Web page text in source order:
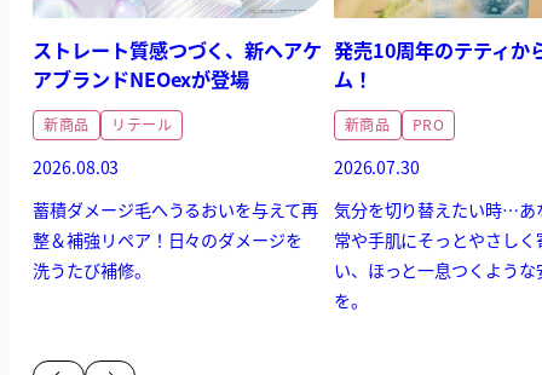
ストレート質感つづく、新ヘアケ
アブランドNEOexが登場
新商品 リテール
2026.08.03
蓄積ダメージ毛へうるおいを与えて再
整＆補強リペア！日々のダメージを
洗うたび補修。
発売10周年のテティか
ム！
新商品 PRO
2026.07.30
気分を切り替えたい時…あ
常や手肌にそっとやさしく
い、ほっと一息つくような
を。